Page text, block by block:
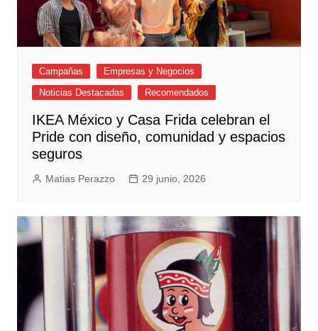
Campañas
Empresas y Negocios
Noticias Destacadas
Recomendados
IKEA México y Casa Frida celebran el
Pride con diseño, comunidad y espacios
seguros
Matias Perazzo 29 junio, 2026